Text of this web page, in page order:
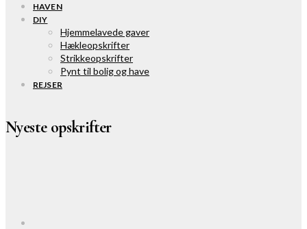
HAVEN
DIY
Hjemmelavede gaver
Hækleopskrifter
Strikkeopskrifter
Pynt til bolig og have
REJSER
Nyeste opskrifter